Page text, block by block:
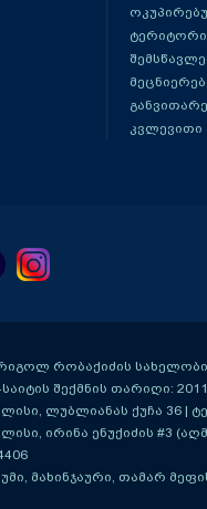
კვლევითი
რობაქიძის
საიტის შექმნის თარიღი:
ლუბლიანას ქუჩა 36 |
ირინა ენუქიძის #3
მახინჯაური, თამარ